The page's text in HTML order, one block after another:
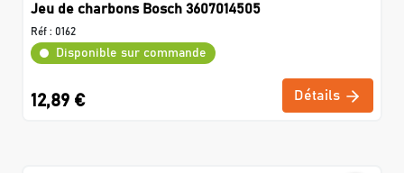
Jeu de charbons Bosch 3607014505
Réf : 0162
Disponible sur commande
12,89 € Détails